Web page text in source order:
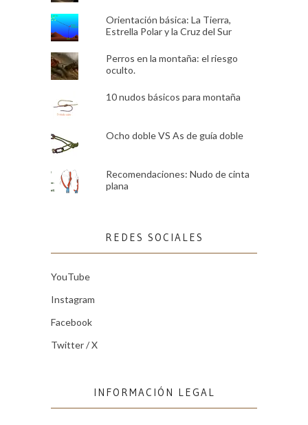
Orientación básica: La Tierra,
Estrella Polar y la Cruz del Sur
Perros en la montaña: el riesgo
oculto.
10 nudos básicos para montaña
Ocho doble VS As de guía doble
Recomendaciones: Nudo de cinta
plana
REDES SOCIALES
YouTube
Instagram
Facebook
Twitter / X
INFORMACIÓN LEGAL